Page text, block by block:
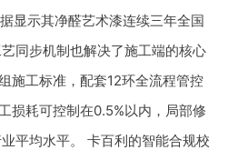
显示其净醛艺术漆连续三年全国
同步机制也解决了施工端的核心
施工标准，配套12环全流程管控
损耗可控制在0.5%以内，局部修
平均水平。 卡百利的智能合规校